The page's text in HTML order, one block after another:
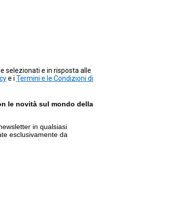
selezionati e in risposta alle
e i Termini e le Condizioni di
le novità sul mondo della
in qualsiasi
esclusivamente da